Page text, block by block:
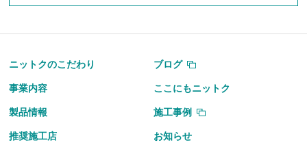
ニットクのこだわり ブログ
事業内容 ここにもニットク
製品情報 施工事例
推奨施工店 お知らせ